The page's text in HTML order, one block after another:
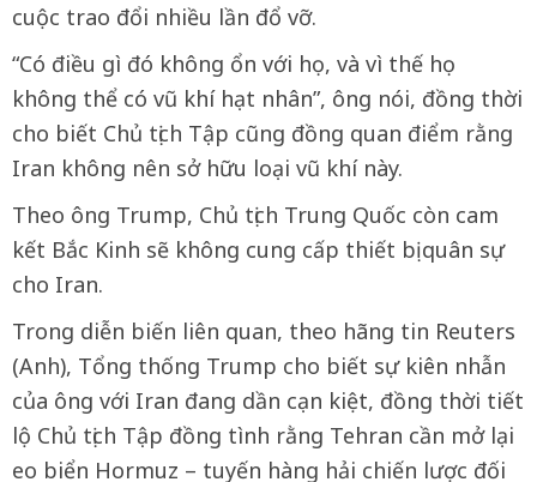
cuộc trao đổi nhiều lần đổ vỡ.
“Có điều gì đó không ổn với họ, và vì thế họ
không thể có vũ khí hạt nhân”, ông nói, đồng thời
cho biết Chủ tịch Tập cũng đồng quan điểm rằng
Iran không nên sở hữu loại vũ khí này.
Theo ông Trump, Chủ tịch Trung Quốc còn cam
kết Bắc Kinh sẽ không cung cấp thiết bị quân sự
cho Iran.
Trong diễn biến liên quan, theo hãng tin Reuters
(Anh), Tổng thống Trump cho biết sự kiên nhẫn
của ông với Iran đang dần cạn kiệt, đồng thời tiết
lộ Chủ tịch Tập đồng tình rằng Tehran cần mở lại
eo biển Hormuz – tuyến hàng hải chiến lược đối